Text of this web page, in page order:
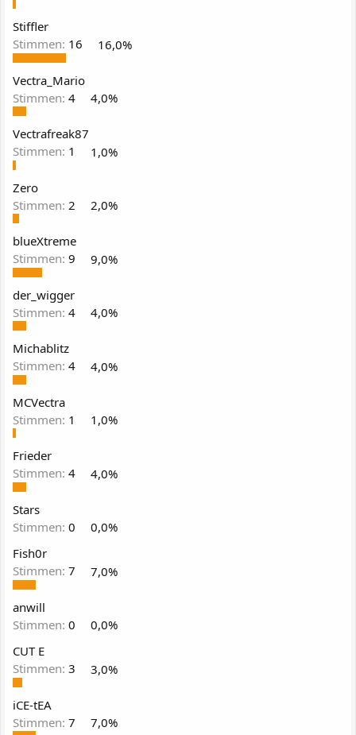
Stiffler
Stimmen: 16 16,0%
Vectra_Mario
Stimmen: 4 4,0%
Vectrafreak87
Stimmen: 1 1,0%
Zero
Stimmen: 2 2,0%
blueXtreme
Stimmen: 9 9,0%
der_wigger
Stimmen: 4 4,0%
Michablitz
Stimmen: 4 4,0%
MCVectra
Stimmen: 1 1,0%
Frieder
Stimmen: 4 4,0%
Stars
Stimmen: 0
0,0%
Fish0r
Stimmen: 7 7,0%
anwill
Stimmen: 0
0,0%
CUT E
Stimmen: 3 3,0%
iCE-tEA
Stimmen: 7 7,0%